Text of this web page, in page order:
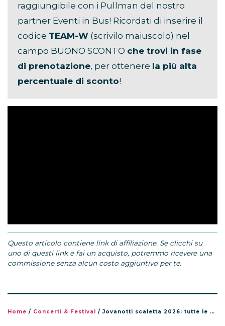
raggiungibile con i Pullman del nostro
partner Eventi in Bus! Ricordati di inserire il
codice TEAM-W (scrivilo maiuscolo) nel
campo BUONO SCONTO che trovi in fase
di prenotazione, per ottenere la più alta
percentuale di sconto!
Questo articolo contiene link di affiliazione. Se clicchi su
uno di questi link e fai un acquisto, potremmo ricevere una
commissione senza alcun costo aggiuntivo per te.
Home / Concerti & Festival / Jovanotti scaletta 2026: tutte le canzoni del tour Jova Summer Party